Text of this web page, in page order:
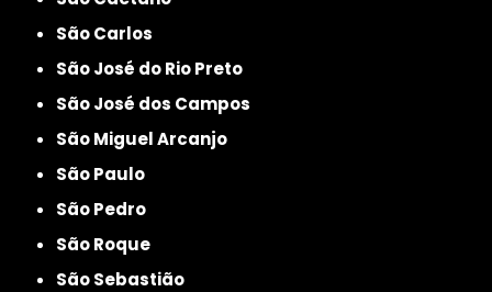
São Carlos
São José do Rio Preto
São José dos Campos
São Miguel Arcanjo
São Paulo
São Pedro
São Roque
São Sebastião